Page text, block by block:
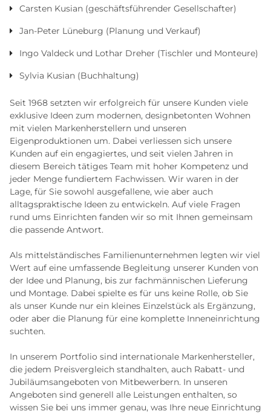
Carsten Kusian (geschäftsführender Gesellschafter)
Jan-Peter Lüneburg (Planung und Verkauf)
Ingo Valdeck und Lothar Dreher (Tischler und Monteure)
Sylvia Kusian (Buchhaltung)
Seit 1968 setzten wir erfolgreich für unsere Kunden viele
exklusive Ideen zum modernen, designbetonten Wohnen
mit vielen Markenherstellern und unseren
Eigenproduktionen um. Dabei verliessen sich unsere
Kunden auf ein engagiertes, und seit vielen Jahren in
diesem Bereich tätiges Team mit hoher Kompetenz und
jeder Menge fundiertem Fachwissen. Wir waren in der
Lage, für Sie sowohl ausgefallene, wie aber auch
alltagspraktische Ideen zu entwickeln. Auf viele Fragen
rund ums Einrichten fanden wir so mit Ihnen gemeinsam
die passende Antwort.
Als mittelständisches Familienunternehmen legten wir viel
Wert auf eine umfassende Begleitung unserer Kunden von
der Idee und Planung, bis zur fachmännischen Lieferung
und Montage. Dabei spielte es für uns keine Rolle, ob Sie
als unser Kunde nur ein kleines Einzelstück als Ergänzung,
oder aber die Planung für eine komplette Inneneinrichtung
suchten.
In unserem Portfolio sind internationale Markenhersteller,
die jedem Preisvergleich standhalten, auch Rabatt- und
Jubiläumsangeboten von Mitbewerbern. In unseren
Angeboten sind generell alle Leistungen enthalten, so
wissen Sie bei uns immer genau, was Ihre neue Einrichtung